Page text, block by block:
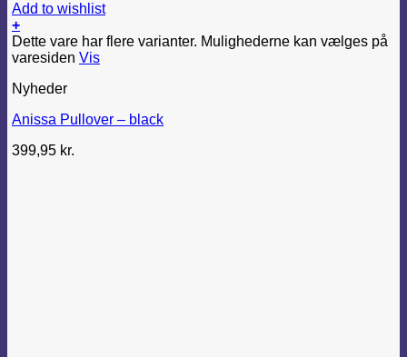
Add to wishlist
+
Dette vare har flere varianter. Mulighederne kan vælges på
varesiden Vis
Nyheder
Anissa Pullover – black
399,95 kr.